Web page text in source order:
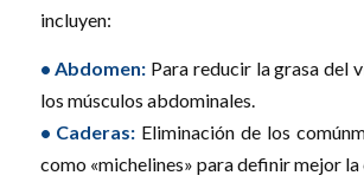
incluyen:
• Abdomen: Para reducir la grasa del
los músculos abdominales.
• Caderas: Eliminación de los
como «michelines» para definir mejor la